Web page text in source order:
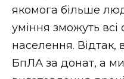
якомога більше
уміння зможуть всі
населення. Відтак,
БпЛА за донат, а